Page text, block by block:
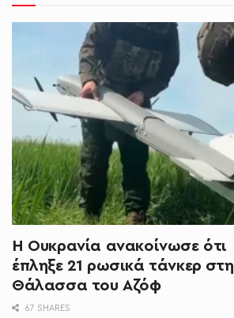
Η Ουκρανία ανακοίνωσε ότι
έπληξε 21 ρωσικά τάνκερ στη
Θάλασσα του Αζόφ
67 SHARES